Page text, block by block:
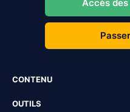
Accès
CONTENU
OUTILS